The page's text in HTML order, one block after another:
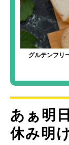
グルテンフリ
あぁ明
休み明